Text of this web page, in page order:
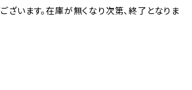
います。在庫が無くなり次第、終了となりま